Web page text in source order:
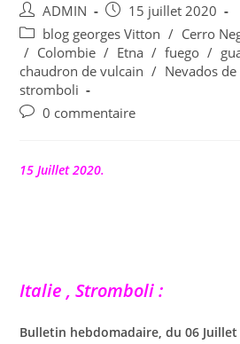
Auteur/autrice
de
la
publication :
ADMIN
Publication
publiée :
15 juillet 2020
Post
category:
blog georges Vitton / Cerro
/ Colombie / Etna / fuego /
chaudron de vulcain / Nevados
stromboli
Commentaires
publication :
0 commentaire
15 Juillet 2020.
Italie , Stromboli :
Bulletin hebdomadaire, du 06 Juillet